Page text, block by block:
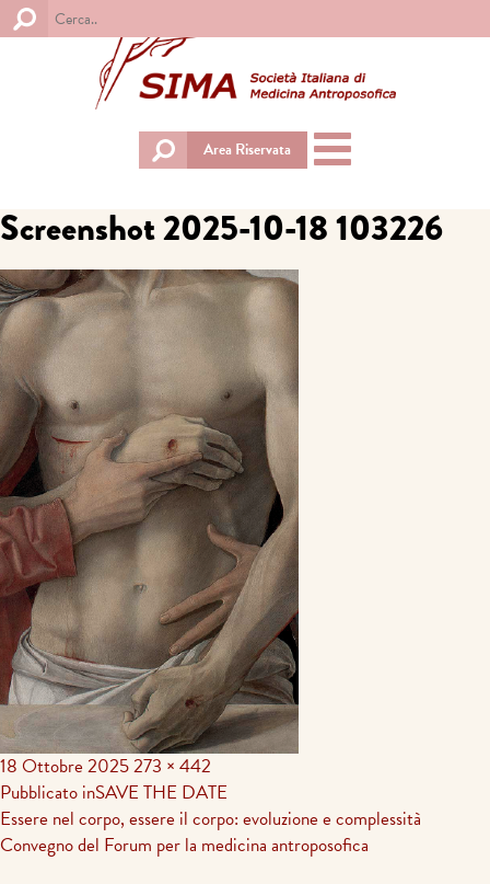
Area Riservata
Toggle
navigation
Screenshot 2025-10-18 103226
18 Ottobre 2025273 × 442
Navigazione
articoli
Pubblicato inSAVE THE DATE
Essere nel corpo, essere il corpo: evoluzione e complessità
Convegno del Forum per la medicina antroposofica